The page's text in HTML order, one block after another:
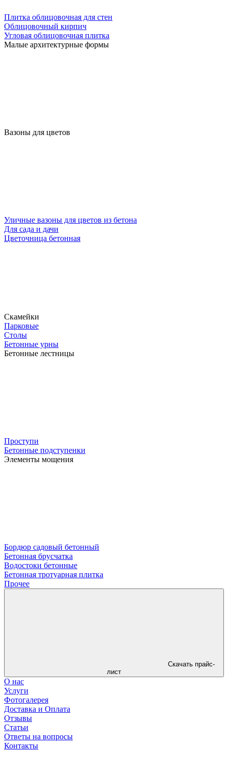
Плитка облицовочная для стен
Облицовочный кирпич
Угловая облицовочная плитка
Малые архитектурные формы
Вазоны для цветов
Уличные вазоны для цветов из бетона
Для сада и дачи
Цветочница бетонная
Скамейки
Парковые
Столы
Бетонные урны
Бетонные лестницы
Проступи
Бетонные подступенки
Элементы мощения
Бордюр садовый бетонный
Бетонная брусчатка
Водостоки бетонные
Бетонная тротуарная плитка
Прочее
Скачать прайс-
лист
О нас
Услуги
Фотогалерея
Доставка и Оплата
Отзывы
Статьи
Ответы на вопросы
Контакты